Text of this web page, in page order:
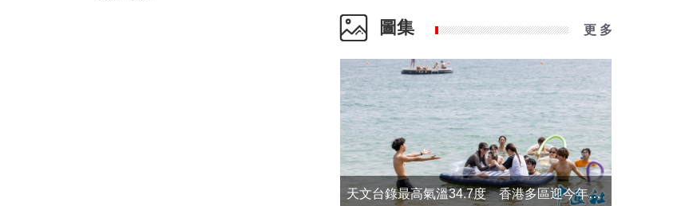
圖集 更 多
天文台錄最高氣溫34.7度 香港多區迎今年最熱一天